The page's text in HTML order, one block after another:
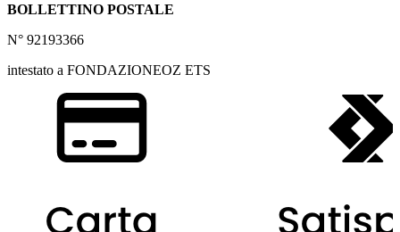
BOLLETTINO POSTALE
N° 92193366
intestato a FONDAZIONEOZ ETS